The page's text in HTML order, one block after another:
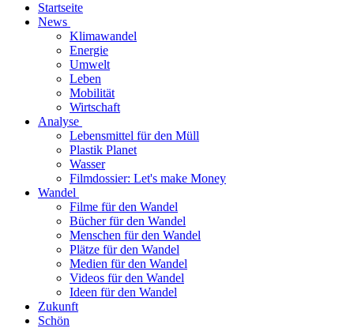
Startseite
News
Klimawandel
Energie
Umwelt
Leben
Mobilität
Wirtschaft
Analyse
Lebensmittel für den Müll
Plastik Planet
Wasser
Filmdossier: Let's make Money
Wandel
Filme für den Wandel
Bücher für den Wandel
Menschen für den Wandel
Plätze für den Wandel
Medien für den Wandel
Videos für den Wandel
Ideen für den Wandel
Zukunft
Schön